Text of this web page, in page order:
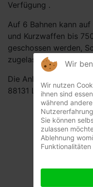
Verfügung .
Auf 6 Bahnen kann
und Kurzwaffen bis
geschossen werden,
zugelassen.
Die Anlage befindet
88131 Lindau am
Wir
Wir nutzen
ihnen sind
während
Sie können
zulassen
Ablehnung